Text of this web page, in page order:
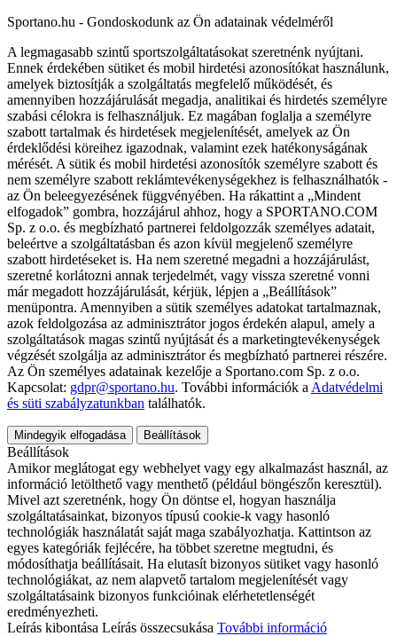
Sportano.hu - Gondoskodunk az Ön adatainak védelméről
A legmagasabb szintű sportszolgáltatásokat szeretnénk nyújtani.
Ennek érdekében sütiket és mobil hirdetési azonosítókat használunk,
amelyek biztosítják a szolgáltatás megfelelő működését, és
amennyiben hozzájárulását megadja, analitikai és hirdetés személyre
szabási célokra is felhasználjuk. Ez magában foglalja a személyre
szabott tartalmak és hirdetések megjelenítését, amelyek az Ön
érdeklődési köreihez igazodnak, valamint ezek hatékonyságának
mérését. A sütik és mobil hirdetési azonosítók személyre szabott és
nem személyre szabott reklámtevékenységekhez is felhasználhatók -
az Ön beleegyezésének függvényében. Ha rákattint a „Mindent
elfogadok” gombra, hozzájárul ahhoz, hogy a SPORTANO.COM
Sp. z o.o. és megbízható partnerei feldolgozzák személyes adatait,
beleértve a szolgáltatásban és azon kívül megjelenő személyre
szabott hirdetéseket is. Ha nem szeretné megadni a hozzájárulást,
szeretné korlátozni annak terjedelmét, vagy vissza szeretné vonni
már megadott hozzájárulását, kérjük, lépjen a „Beállítások”
menüpontra. Amennyiben a sütik személyes adatokat tartalmaznak,
azok feldolgozása az adminisztrátor jogos érdekén alapul, amely a
szolgáltatások magas szintű nyújtását és a marketingtevékenységek
végzését szolgálja az adminisztrátor és megbízható partnerei részére.
Az Ön személyes adatainak kezelője a Sportano.com Sp. z o.o.
Kapcsolat: gdpr@sportano.hu. További információk a Adatvédelmi
és süti szabályzatunkban találhatók.
Mindegyik elfogadása Beállítások
Beállítások
Amikor meglátogat egy webhelyet vagy egy alkalmazást használ, az
információ letölthető vagy menthető (például böngészőn keresztül).
Mivel azt szeretnénk, hogy Ön döntse el, hogyan használja
szolgáltatásainkat, bizonyos típusú cookie-k vagy hasonló
technológiák használatát saját maga szabályozhatja. Kattintson az
egyes kategóriák fejlécére, ha többet szeretne megtudni, és
módosíthatja beállításait. Ha elutasít bizonyos sütiket vagy hasonló
technológiákat, az nem alapvető tartalom megjelenítését vagy
szolgáltatásaink bizonyos funkcióinak elérhetetlenségét
eredményezheti.
Leírás kibontása Leírás összecsukása További információ